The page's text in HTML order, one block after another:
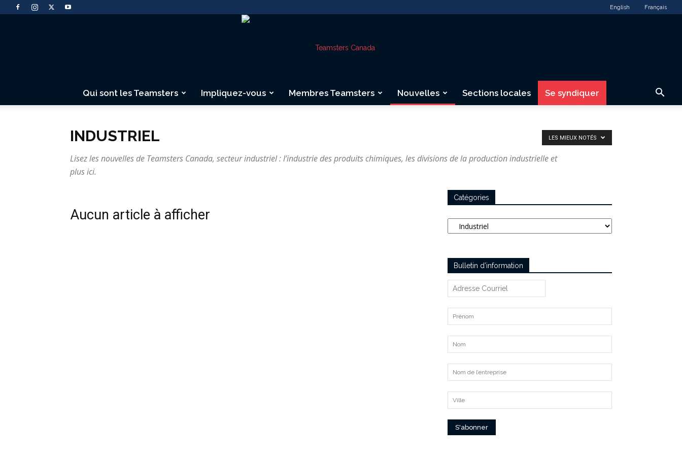
English Français
Qui sont les Teamsters Impliquez-vous Membres Teamsters Nouvelles Sections locales Se syndiquer
INDUSTRIEL
Lisez les nouvelles de Teamsters Canada, secteur industriel : l’industrie des produits chimiques, les divisions de la production industrielle et
plus ici.
LES MIEUX NOTÉS
Aucun article à afficher
Catégories
Catégories
Bulletin d’information